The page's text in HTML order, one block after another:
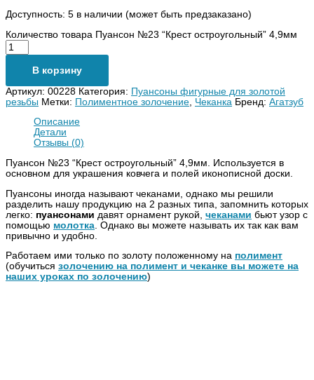
Доступность: 5 в наличии (может быть предзаказано)
Количество товара Пуансон №23 “Крест остроугольный” 4,9мм
В корзину
Артикул: 00228 Категория: Пуансоны фигурные для золотой
резьбы Метки: Полиментное золочение Чеканка Бренд: Агатзуб
Описание
Детали
Отзывы (0)
Пуансон №23 “Крест остроугольный” 4,9мм. Используется в
основном для украшения ковчега и полей иконописной доски.
Пуансоны иногда называют чеканами, однако мы решили
разделить нашу продукцию на 2 разных типа, запомнить которых
легко: пуансонами давят орнамент рукой, чеканами бьют узор с
помощью молотка . Однако вы можете называть их так как вам
привычно и удобно.
Работаем ими только по золоту положенному на полимент
(обучиться золочению на полимент и чеканке вы можете на
наших уроках по золочению)